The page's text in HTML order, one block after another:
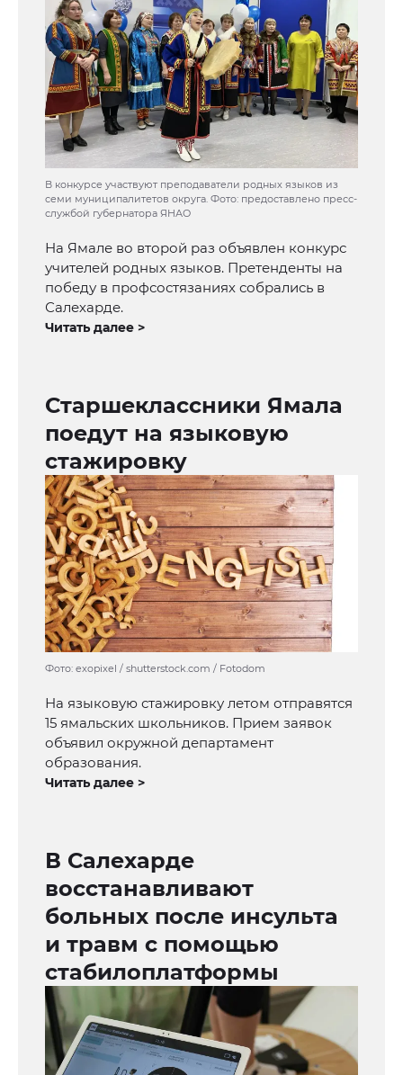
В конкурсе участвуют преподаватели родных языков из
семи муниципалитетов округа. Фото: предоставлено пресс-
службой губернатора ЯНАО
На Ямале во второй раз объявлен конкурс
учителей родных языков. Претенденты на
победу в профсостязаниях собрались в
Салехарде.
Читать далее >
Старшеклассники Ямала
поедут на языковую
стажировку
Фото: exopixel / shutterstock.com / Fotodom
На языковую стажировку летом отправятся
15 ямальских школьников. Прием заявок
объявил окружной департамент
образования.
Читать далее >
В Салехарде
восстанавливают
больных после инсульта
и травм с помощью
стабилоплатформы